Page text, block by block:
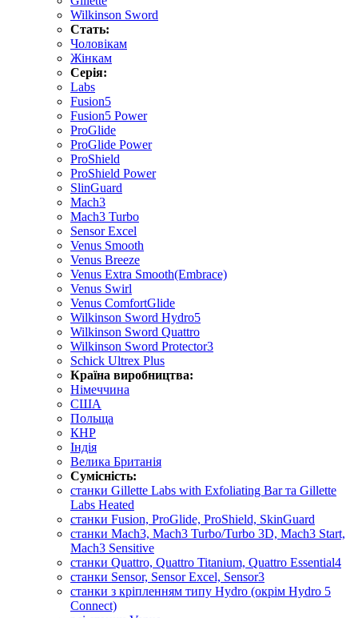
Wilkinson Sword
Стать:
Чоловікам
Жінкам
Серія:
Labs
Fusion5
Fusion5 Power
ProGlide
ProGlide Power
ProShield
ProShield Power
SlinGuard
Mach3
Mach3 Turbo
Sensor Excel
Venus Smooth
Venus Breeze
Venus Extra Smooth(Embrace)
Venus Swirl
Venus ComfortGlide
Wilkinson Sword Hydro5
Wilkinson Sword Quattro
Wilkinson Sword Protector3
Schick Ultrex Plus
Країна виробництва:
Німеччина
США
Польща
КНР
Індія
Велика Британія
Сумісність:
cтанки Gillette Labs with Exfoliating Bar та Gillette
Labs Heated
станки Fusion, ProGlide, ProShield, SkinGuard
станки Mach3, Mach3 Turbo/Turbo 3D, Mach3 Start,
Mach3 Sensitive
станки Quattro, Quattro Titanium, Quattro Essential4
станки Sensor, Sensor Excel, Sensor3
станки з кріпленням типу Hydro (окрім Hydro 5
Connect)